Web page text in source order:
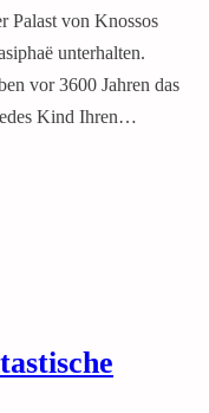
Palast von Knossos
unterhalten.
vor 3600 Jahren das
Kind Ihren…